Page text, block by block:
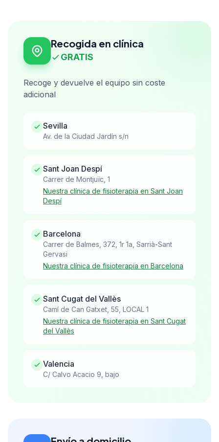
Recogida en clínica
GRATIS
Recoge y devuelve el equipo sin coste
adicional
Sevilla
Av. de la Ciudad Jardín s/n
Sant Joan Despí
Carrer de Montjuïc, 1
Nuestra clínica de fisioterapia en Sant Joan
Despí
Barcelona
Carrer de Balmes, 372, 1r 1a, Sarrià-Sant
Gervasi
Nuestra clínica de fisioterapia en Barcelona
Sant Cugat del Vallès
Camí de Can Gatxet, 55, LOCAL 1
Nuestra clínica de fisioterapia en Sant Cugat
del Vallès
Valencia
C/ Calvo Acacio 9, bajo